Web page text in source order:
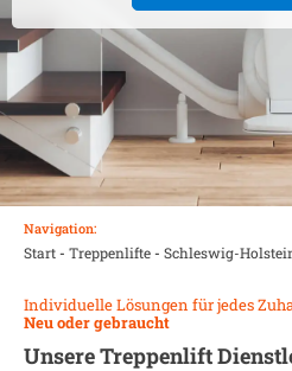
Navigation:
Start- Treppenlifte- Schleswig-
Individuelle Lösungen für jedes
Neu oder gebraucht
Unsere Treppenlift